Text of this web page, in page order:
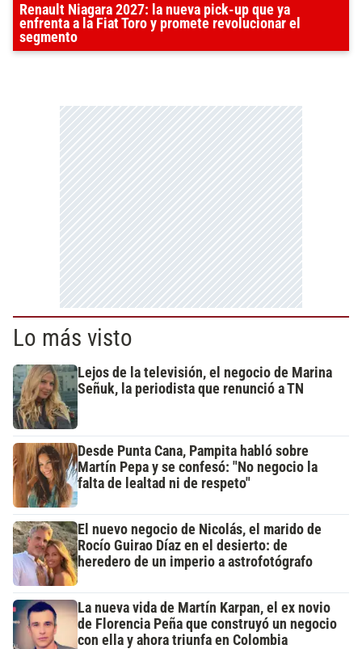
Renault Niagara 2027: la nueva pick-up que ya
enfrenta a la Fiat Toro y promete revolucionar el
segmento
Lo más visto
Lejos de la televisión, el negocio de Marina
Señuk, la periodista que renunció a TN
Desde Punta Cana, Pampita habló sobre
Martín Pepa y se confesó: "No negocio la
falta de lealtad ni de respeto"
El nuevo negocio de Nicolás, el marido de
Rocío Guirao Díaz en el desierto: de
heredero de un imperio a astrofotógrafo
La nueva vida de Martín Karpan, el ex novio
de Florencia Peña que construyó un negocio
con ella y ahora triunfa en Colombia